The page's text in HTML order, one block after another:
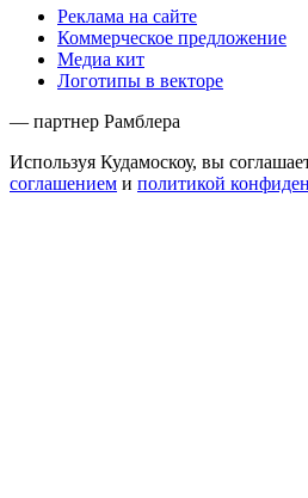
Реклама на сайте
Коммерческое предложение
Медиа кит
Логотипы в векторе
— партнер Рамблера
Используя Кудамоскоу, вы
соглашением и политикой